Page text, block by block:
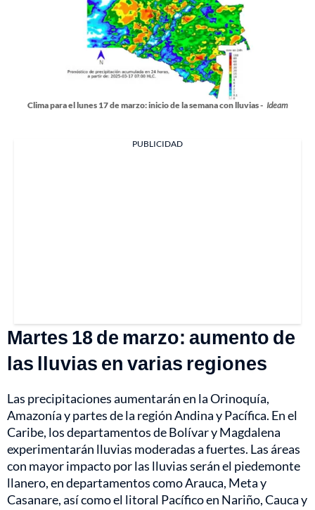
Clima para el lunes 17 de marzo: inicio de la semana con lluvias - Ideam
PUBLICIDAD
Martes 18 de marzo: aumento de
las lluvias en varias regiones
Las precipitaciones aumentarán en la Orinoquía,
Amazonía y partes de la región Andina y Pacífica. En el
Caribe, los departamentos de Bolívar y Magdalena
experimentarán lluvias moderadas a fuertes. Las áreas
con mayor impacto por las lluvias serán el piedemonte
llanero, en departamentos como Arauca, Meta y
Casanare, así como el litoral Pacífico en Nariño, Cauca y